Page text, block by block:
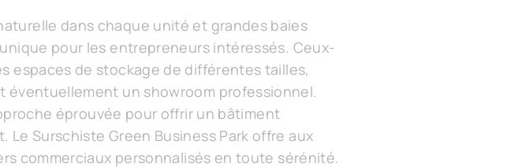
dans chaque unité et grandes baies
pour les entrepreneurs intéressés. Ceux-
espaces de stockage de différentes tailles,
éventuellement un showroom professionnel.
éprouvée pour offrir un bâtiment
Surschiste Green Business Park offre aux
commerciaux personnalisés en toute sérénité.